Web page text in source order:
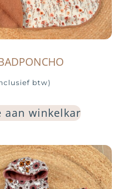
btw)
aan winkelkar